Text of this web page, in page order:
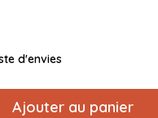
d'envies
Ajouter au panier